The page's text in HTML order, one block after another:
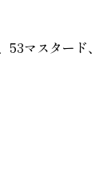
マスタード、